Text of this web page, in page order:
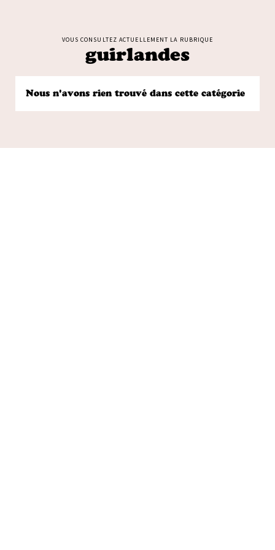
VOUS CONSULTEZ ACTUELLEMENT LA RUBRIQUE
guirlandes
Nous n'avons rien trouvé dans cette catégorie